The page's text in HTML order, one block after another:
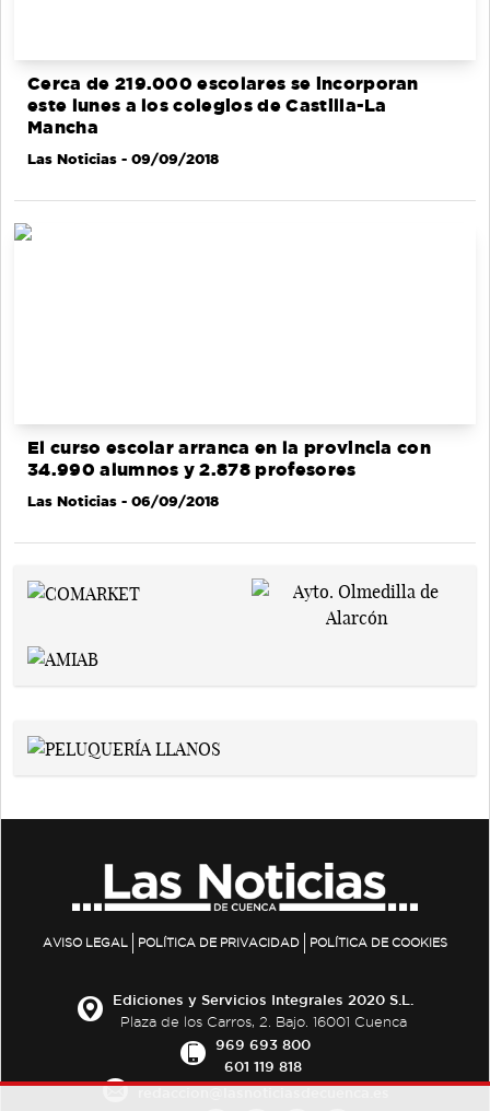
Cerca de 219.000 escolares se incorporan
este lunes a los colegios de Castilla-La
Mancha
Las Noticias - 09/09/2018
El curso escolar arranca en la provincia con
34.990 alumnos y 2.878 profesores
Las Noticias - 06/09/2018
AVISO LEGAL POLÍTICA DE PRIVACIDAD POLÍTICA DE COOKIES
Ediciones y Servicios Integrales 2020 S.L.
Plaza de los Carros, 2. Bajo. 16001 Cuenca
969 693 800
601 119 818